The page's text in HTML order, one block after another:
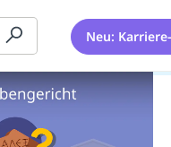
Neu: